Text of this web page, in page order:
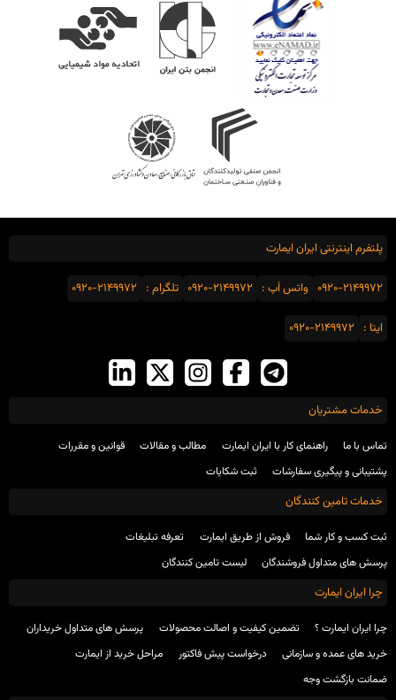
پلتفرم اینترنتی ایران ایمارت
0920-2149972 واتس اَپ : 0920-2149972 تلگرام : 0920-2149972
ایتا : 0920-2149972
خدمات مشتریان
تماس با ما راهنمای کار با ایران ایمارت مطالب و مقالات
قوانین و مقررات
پشتیبانی و پیگیری سفارشات
ثبت شکایات
خدمات تامین کنندگان
ثبت کسب و کار شما فروش از طریق ایمارت
تعرفه تبلیغات
پرسش های متداول فروشندگان
لیست تامین کنندگان
چرا ایران ایمارت
چرا ایران ایمارت ؟ تضمین کیفیت و اصالت محصولات
پرسش های متداول خریداران
خرید های عمده و سازمانی
درخواست پیش فاکتور
مراحل خرید از ایمارت
ضمانت بازگشت وجه